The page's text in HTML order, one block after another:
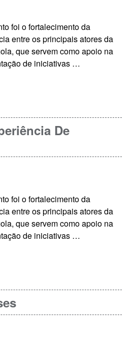
foi o fortalecimento da
entre os principais atores da
que servem como apoio na
de iniciativas …
De
foi o fortalecimento da
entre os principais atores da
que servem como apoio na
de iniciativas …